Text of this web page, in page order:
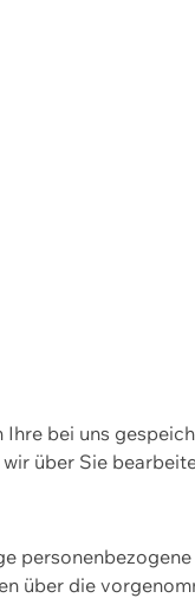
bei uns
über Sie
über die